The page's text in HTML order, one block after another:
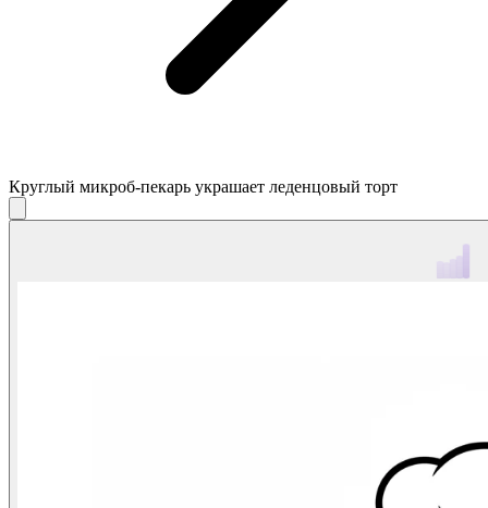
Круглый микроб-пекарь украшает леденцовый торт